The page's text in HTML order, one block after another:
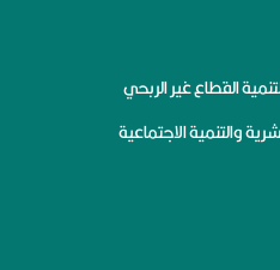
القطاع غير الربحي
والتنمية الاجتماعية